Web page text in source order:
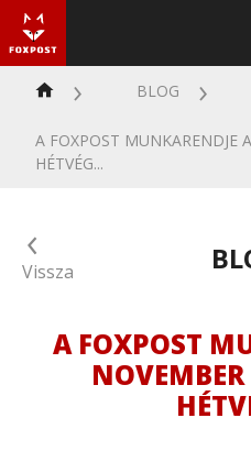
BLOG
A FOXPOST MUNKARENDJE
HÉTVÉG...
Vissza
A FOXPOST